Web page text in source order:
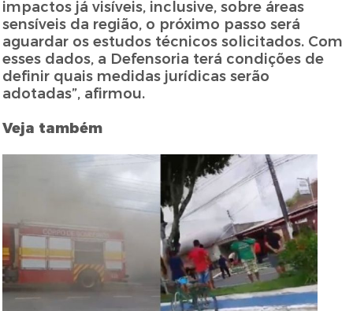
impactos já visíveis, inclusive, sobre áreas
sensíveis da região, o próximo passo será
aguardar os estudos técnicos solicitados. Com
esses dados, a Defensoria terá condições de
definir quais medidas jurídicas serão
adotadas”, afirmou.
Veja também